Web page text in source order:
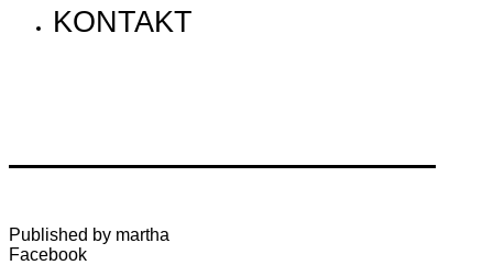
KONTAKT
Published by martha
Facebook